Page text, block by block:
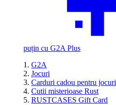
puțin cu G2A Plus
G2A
Jocuri
Carduri cadou pentru jocuri
Cutii misterioase Rust
RUSTCASES Gift Card